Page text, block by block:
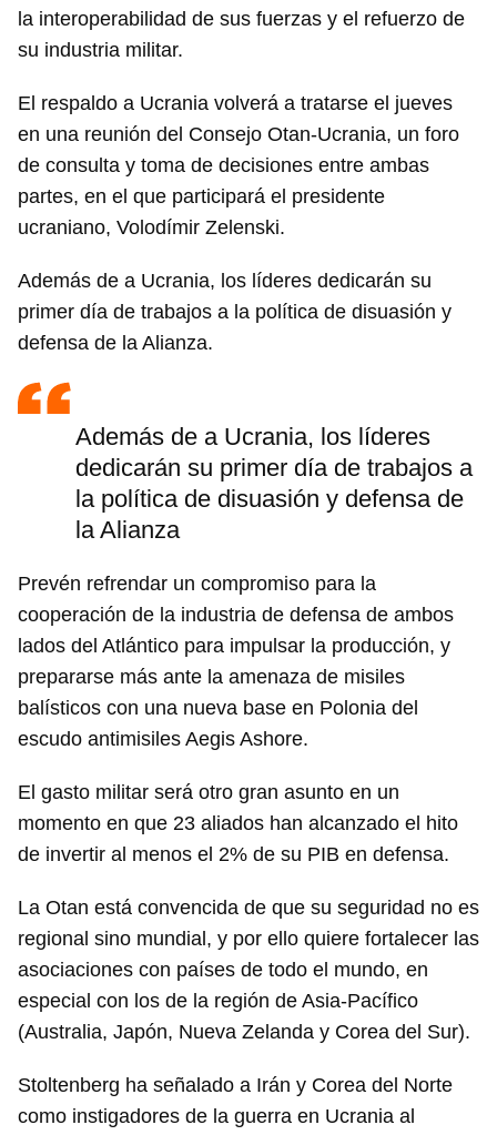
la interoperabilidad de sus fuerzas y el refuerzo de
su industria militar.
El respaldo a Ucrania volverá a tratarse el jueves
en una reunión del Consejo Otan-Ucrania, un foro
de consulta y toma de decisiones entre ambas
partes, en el que participará el presidente
ucraniano, Volodímir Zelenski.
Además de a Ucrania, los líderes dedicarán su
primer día de trabajos a la política de disuasión y
defensa de la Alianza.
Además de a Ucrania, los líderes
dedicarán su primer día de trabajos a
la política de disuasión y defensa de
la Alianza
Prevén refrendar un compromiso para la
cooperación de la industria de defensa de ambos
lados del Atlántico para impulsar la producción, y
prepararse más ante la amenaza de misiles
balísticos con una nueva base en Polonia del
escudo antimisiles Aegis Ashore.
El gasto militar será otro gran asunto en un
momento en que 23 aliados han alcanzado el hito
de invertir al menos el 2% de su PIB en defensa.
La Otan está convencida de que su seguridad no es
regional sino mundial, y por ello quiere fortalecer las
asociaciones con países de todo el mundo, en
especial con los de la región de Asia-Pacífico
(Australia, Japón, Nueva Zelanda y Corea del Sur).
Stoltenberg ha señalado a Irán y Corea del Norte
como instigadores de la guerra en Ucrania al